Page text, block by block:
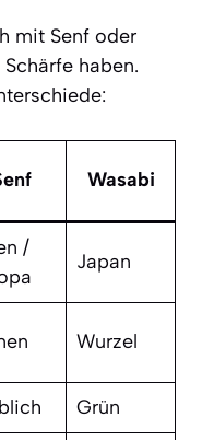
mit Senf oder
haben.
Wasabi
/
Japan
Wurzel
Grün